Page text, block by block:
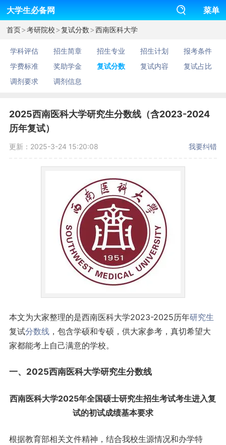
大学生必备网 菜单
首页>考研院校>复试分数>西南医科大学
学科评估 招生简章 招生专业 招生计划
报考条件
学费标准
奖助学金 复试分数 复试内容
复试占比
调剂要求
调剂信息
2025西南医科大学研究生分数线（含2023-2024
历年复试）
更新：2025-3-24 15:20:08 我要纠错
本文为大家整理的是西南医科大学2023-2025历年研究生
复试分数线，包含学硕和专硕，供大家参考，真切希望大
家都能考上自己满意的学校。
一、2025西南医科大学研究生分数线
西南医科大学2025年全国硕士研究生招生考试考生进入复
试的初试成绩基本要求
根据教育部相关文件精神，结合我校生源情况和办学特